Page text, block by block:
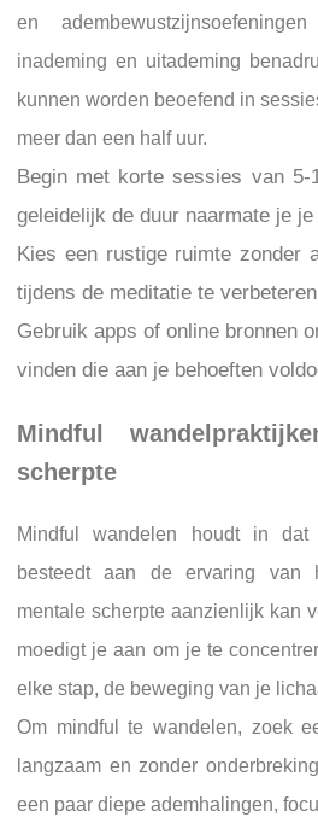
en
inademing en uitademing
kunnen worden beoefend in
meer dan een half uur.
Begin met korte sessies van 5-
geleidelijk de duur naarmate je
Kies een rustige ruimte zonder
tijdens de meditatie te
Gebruik apps of online bronnen
vinden die aan je behoeften
Mindful
scherpte
Mindful wandelen houdt in
besteedt aan de ervaring van
mentale scherpte aanzienlijk kan
moedigt je aan om je te
elke stap, de beweging van je
Om mindful te wandelen, zoek
langzaam en zonder
een paar diepe ademhalingen,